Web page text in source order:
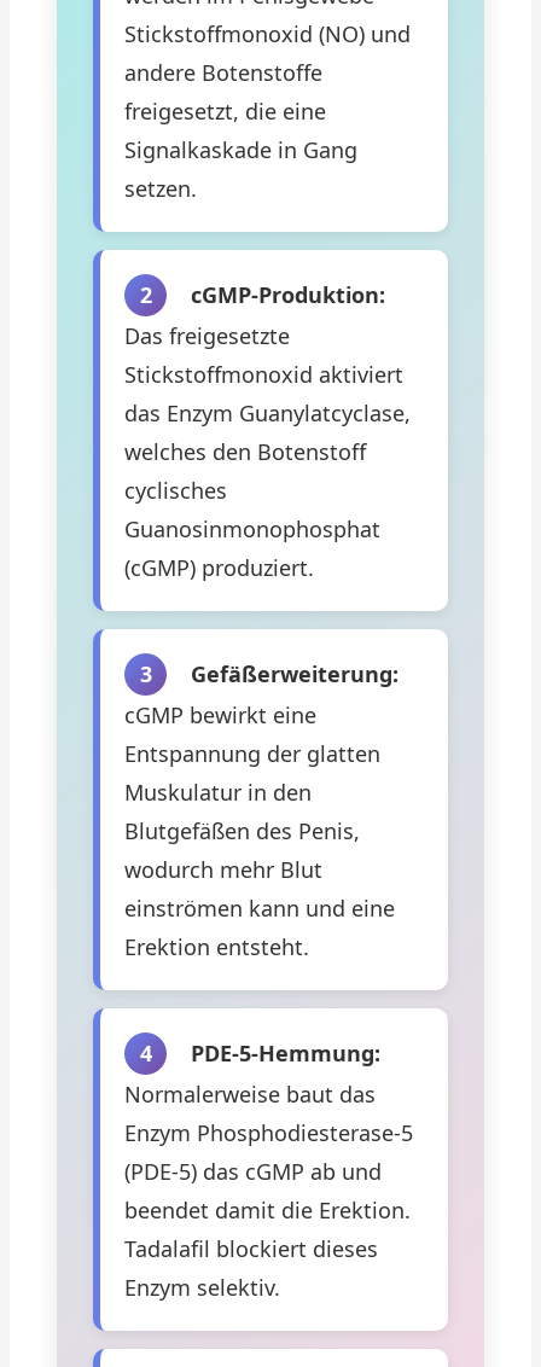
Stickstoffmonoxid (NO) und
andere Botenstoffe
freigesetzt, die eine
Signalkaskade in Gang
setzen.
2
cGMP-Produktion:
Das freigesetzte
Stickstoffmonoxid aktiviert
das Enzym Guanylatcyclase,
welches den Botenstoff
cyclisches
Guanosinmonophosphat
(cGMP) produziert.
3
Gefäßerweiterung:
cGMP bewirkt eine
Entspannung der glatten
Muskulatur in den
Blutgefäßen des Penis,
wodurch mehr Blut
einströmen kann und eine
Erektion entsteht.
4
PDE-5-Hemmung:
Normalerweise baut das
Enzym Phosphodiesterase-5
(PDE-5) das cGMP ab und
beendet damit die Erektion.
Tadalafil blockiert dieses
Enzym selektiv.